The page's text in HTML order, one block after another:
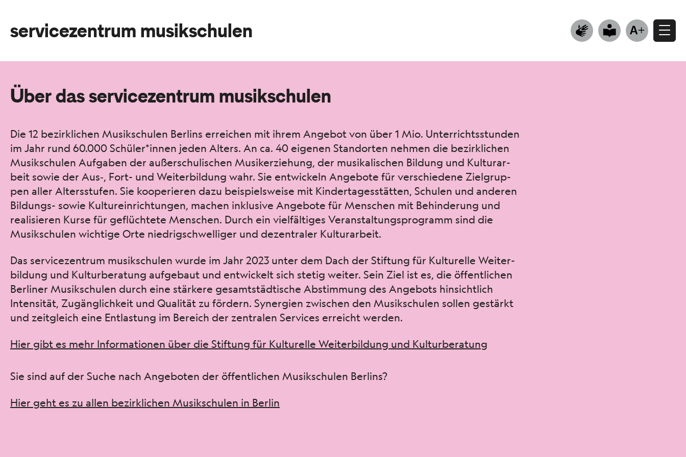
servicezentrum musikschulen
Über das servicezentrum musikschulen
Die 12 bezirk­lichen Musikschulen Berlins erre­ichen mit ihrem Ange­bot von über 1 Mio. Unter­richtsstun­den
im Jahr rund 60.000 Schüler*innen jeden Alters. An ca. 40 eige­nen Stan­dorten nehmen die bezirk­lichen
Musikschulen Auf­gaben der außer­schulis­chen Musik­erziehung, der musikalis­chen Bil­dung und Kul­tur­ar­
beit sowie der Aus‑, Fort- und Weit­er­bil­dung wahr. Sie entwick­eln Ange­bote für ver­schiedene Ziel­grup­
pen aller Altersstufen. Sie kooperieren dazu beispiel­sweise mit Kindertagesstät­ten, Schulen und anderen
Bil­dungs- sowie Kul­turein­rich­tun­gen, machen inklu­sive Ange­bote für Men­schen mit Behin­derung und
real­isieren Kurse für geflüchtete Men­schen. Durch ein vielfältiges Ver­anstal­tung­spro­gramm sind die
Musikschulen wichtige Orte niedrigschwelliger und dezen­traler Kul­tur­ar­beit.
Das ser­vicezen­trum musikschulen wurde im Jahr 2023 unter dem Dach der Stiftung für Kul­turelle Weit­er­
bil­dung und Kul­turber­atung aufge­baut und entwick­elt sich stetig weit­er. Sein Ziel ist es, die öffentlichen
Berlin­er Musikschulen durch eine stärkere gesamt­städtis­che Abstim­mung des Ange­bots hin­sichtlich
Inten­sität, Zugänglichkeit und Qual­ität zu fördern. Syn­ergien zwis­chen den Musikschulen sollen gestärkt
und zeit­gle­ich eine Ent­las­tung im Bere­ich der zen­tralen Ser­vices erre­icht wer­den.
Hier gibt es mehr Infor­ma­tio­nen über die Stiftung für Kul­turelle Weit­er­bil­dung und Kul­turber­atung
Sie sind auf der Suche nach Ange­boten der öffentlichen Musikschulen Berlins?
Hier geht es zu allen bezirk­lichen Musikschulen in Berlin